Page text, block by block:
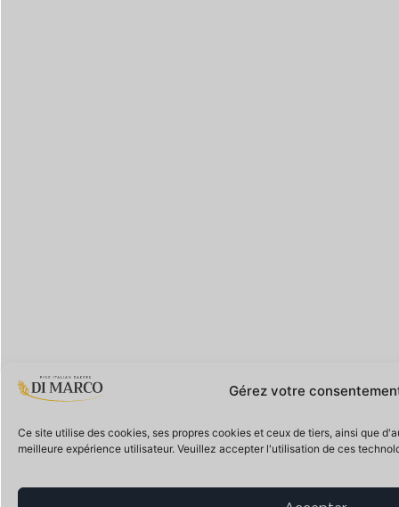
Gérez votre
Ce site utilise des cookies, ses propres cookies et ceux de tiers, ainsi que
meilleure expérience utilisateur. Veuillez accepter l'utilisation de ces